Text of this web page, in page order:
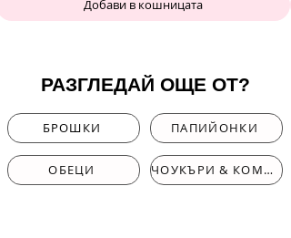
Добави в кошницата
РАЗГЛЕДАЙ ОЩЕ ОТ?
БРОШКИ ПАПИЙОНКИ
ОБЕЦИ ЧОУКЪРИ & КОМПЛЕКТИ